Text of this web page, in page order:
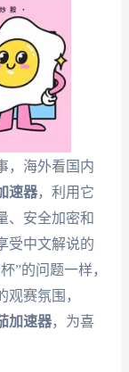
，海外看国内
速器，利用它
、安全加密和
受中文解说的
”的问题一样，
赛氛围，
加速器，为喜